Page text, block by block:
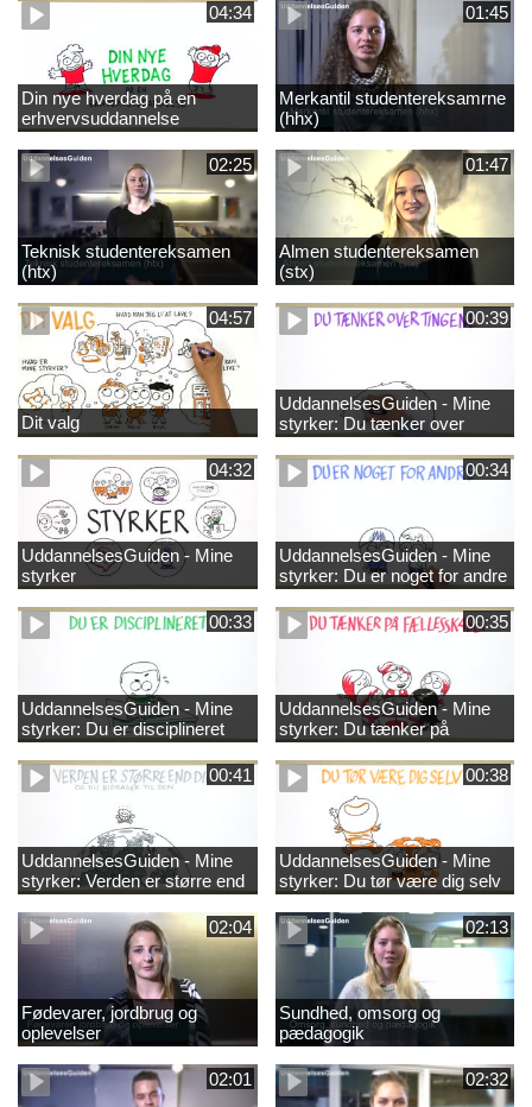
04:34
Din nye hverdag på en
erhvervsuddannelse
01:45
Merkantil studentereksamrne
(hhx)
02:25
Teknisk studentereksamen
(htx)
01:47
Almen studentereksamen
(stx)
04:57
Dit valg
00:39
UddannelsesGuiden - Mine
styrker: Du tænker over
tingene
04:32
UddannelsesGuiden - Mine
styrker
00:34
UddannelsesGuiden - Mine
styrker: Du er noget for andre
00:33
UddannelsesGuiden - Mine
styrker: Du er disciplineret
00:35
UddannelsesGuiden - Mine
styrker: Du tænker på
fællesskabet
00:41
UddannelsesGuiden - Mine
styrker: Verden er større end
dig og du bidrager til den
00:38
UddannelsesGuiden - Mine
styrker: Du tør være dig selv
02:04
Fødevarer, jordbrug og
oplevelser
02:13
Sundhed, omsorg og
pædagogik
02:01 02:32